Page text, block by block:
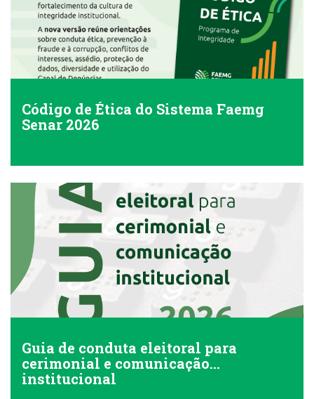
Código de Ética do Sistema Faemg
Senar 2026
Guia de conduta eleitoral para
cerimonial e comunicação
institucional